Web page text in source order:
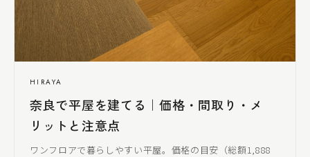
HIRAYA
奈良で平屋を建てる｜価格・間取り・メ
リットと注意点
ワンフロアで暮らしやすい平屋。価格の目安（総額1,888